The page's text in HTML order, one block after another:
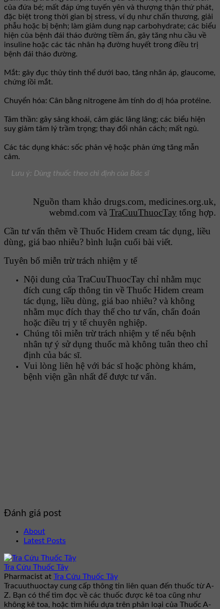
của đứa bé; mất đáp ứng tuyến yên và thượng thận thứ phát,
đặc biệt trong thời gian bị stress, ví dụ như chấn thương, giải
phẫu hoặc bị bệnh; làm giảm dung nạp carbohydrate; các biểu
hiện của bệnh đái tháo đường tiềm ẩn, gây tăng nhu cầu về
insuline hoặc các tác nhân hạ đường huyết trong điều trị
bệnh đái tháo đường.
Mắt: gây đục thủy tinh thể dưới bao, tăng nhãn áp, glaucome,
chứng lồi mắt.
Chuyển hóa: Cân bằng nitrogene âm tính do dị hóa protéine.
Tâm thần: gây sảng khoái, cảm giác lâng lâng; các biểu hiện
suy giảm tâm lý trầm trọng; thay đổi nhân cách; mất ngủ.
Các tác dụng khác: sốc phản vệ hoặc phản ứng tăng mẫn
cảm.
Lưu ý: Dùng thuốc theo chỉ định của Bác sĩ
Nguồn tham khảo drugs.com, medicines.org.uk,
webmd.com và TraCuuThuocTay tổng hợp.
Cần tư vấn thêm về Thuốc Hidem cream tác dụng, liều
dùng, giá bao nhiêu? bình luận cuối bài viết.
Tuyên bố miễn trừ trách nhiệm y tế
Nội dung của TraCuuThuocTay chỉ nhằm mục
đích cung cấp thông tin về Thuốc Hidem cream
tác dụng, liều dùng, giá bao nhiêu? và không
nhằm mục đích thay thế cho tư vấn, chẩn đoán
hoặc điều trị y tế chuyên nghiệp.
Chúng tôi miễn trừ trách nhiệm y tế nếu bệnh
nhân tự ý sử dụng thuốc mà không tuân theo chỉ
định của bác sĩ.
Vui lòng liên hệ với bác sĩ hoặc phòng khám,
bệnh viện gần nhất để được tư vấn.
Đánh giá post
About
Latest Posts
Tra Cứu Thuốc Tây
Pharmacist at Tra Cứu Thuốc Tây
Tracuuthuoctay cung cấp thông tin liên quan đến thuốc từ A-
Z. Bạn có thể tìm đọc về các thuốc được kê toa cũng như
không kê toa, hoặc tìm hiểu dựa trên phân loại của Thuốc A-